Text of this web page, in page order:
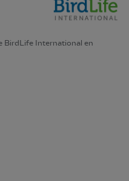
BirdLife International en